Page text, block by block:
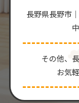
長野県長野市
その他、
お気